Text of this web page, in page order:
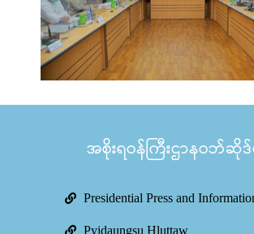
အစိုးရဝန်ကြီးဌာနဝဘ်ဆိုဒ်မ
Presidential Press and
Pyidaungsu Hluttaw